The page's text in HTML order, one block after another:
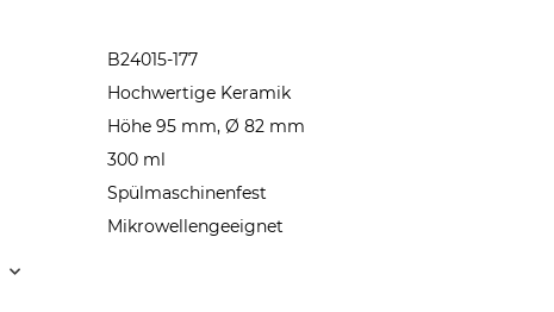
B24015-177
Hochwertige Keramik
Höhe 95 mm, Ø 82 mm
300 ml
Spülmaschinenfest
Mikrowellengeeignet